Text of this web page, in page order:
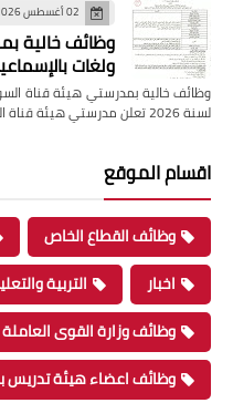
02 أغسطس 2026
وظائف خالية
ولغات بالإسماعيلية
لسنة 2026 تعلن مدرستي هيئة قناة السويس عربي …
اقسام الموقع
وظائف القطاع الخاص
اخبار
التربية
وظائف وزارة القوى العاملة
وظائف اعضاء هيئة تدريس